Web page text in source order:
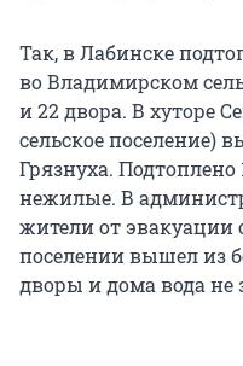
Так, в Лабинске
во Владимирском
и 22 двора. В хуторе
сельское поселение)
Грязнуха.
нежилые. В
жители от эвакуации
поселении вышел из
дворы и дома вода не